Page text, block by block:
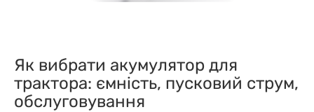
Як вибрати акумулятор для
трактора: ємність, пусковий струм,
обслуговування